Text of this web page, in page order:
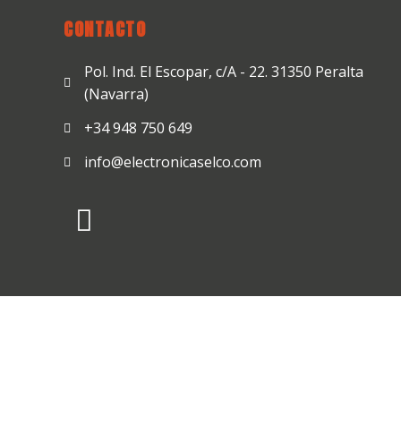
CONTACTO
Pol. Ind. El Escopar, c/A - 22. 31350 Peralta
(Navarra)
+34 948 750 649
info@electronicaselco.com